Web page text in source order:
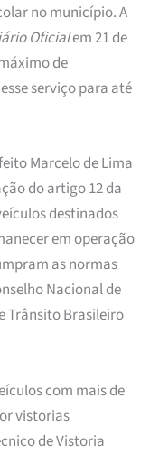
no município. A
Oficialem 21 de
de
serviço para até
Marcelo de Lima
do artigo 12 da
destinados
em operação
as normas
Nacional de
Trânsito Brasileiro
com mais de
vistorias
de Vistoria